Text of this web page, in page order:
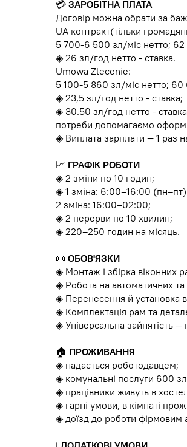
💳 ЗАРОБІТНА ПЛАТА
Договір можна обрати за
UA контракт(тільки
5 700-6 500 зл/міс нетто;
◈ 26 зл/год нетто - ставка.
Umowa Zlecenie:
5 100-5 860 зл/міс нетто;
◈ 23,5 зл/год нетто - ставка;
◈ 30.50 зл/год нетто - ставка
потреби допомагаємо
◈ Виплата зарплати — 1 раз
📈 ГРАФІК РОБОТИ
◈ 2 зміни по 10 годин;
◈ 1 зміна: 6:00–16:00
2 зміна: 16:00–02:00;
◈ 2 перерви по 10 хвилин;
◈ 220–250 годин на місяць.
📜 ОБОВ'ЯЗКИ
◈ Монтаж і збірка віконних
◈ Робота на автоматичних та
◈ Перенесення й установка
◈ Комплектація рам та
◈ Універсальна зайнятість
🏠 ПРОЖИВАННЯ
◈ надається роботодавцем;
◈ комунальні послуги 600
◈ працівники живуть в
◈ гарні умови, в кімнаті
◈ доїзд до роботи фірмовим